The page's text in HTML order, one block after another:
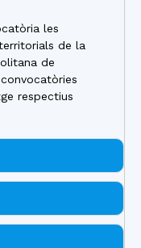
les
de la
de
respectius